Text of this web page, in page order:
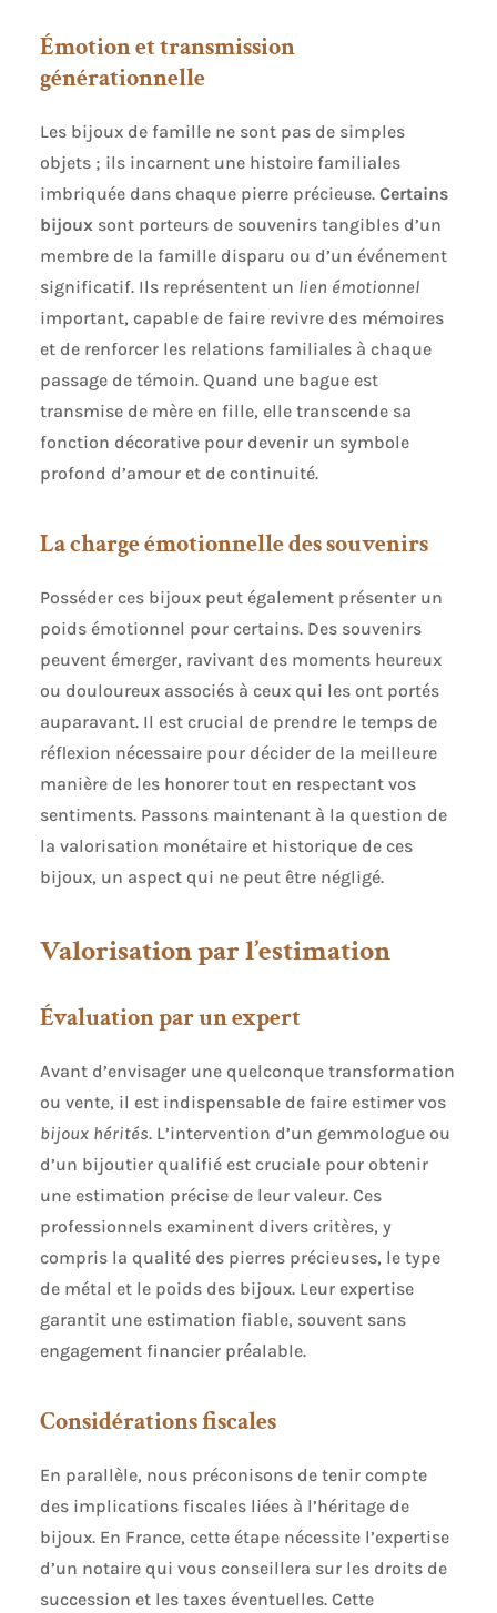
Émotion et transmission
générationnelle
Les bijoux de famille ne sont pas de simples
objets ; ils incarnent une histoire familiales
imbriquée dans chaque pierre précieuse. Certains
bijouxsont porteurs de souvenirs tangibles d’un
membre de la famille disparu ou d’un événement
significatif. Ils représentent un lien émotionnel
important, capable de faire revivre des mémoires
et de renforcer les relations familiales à chaque
passage de témoin. Quand une bague est
transmise de mère en fille, elle transcende sa
fonction décorative pour devenir un symbole
profond d’amour et de continuité.
La charge émotionnelle des souvenirs
Posséder ces bijoux peut également présenter un
poids émotionnel pour certains. Des souvenirs
peuvent émerger, ravivant des moments heureux
ou douloureux associés à ceux qui les ont portés
auparavant. Il est crucial de prendre le temps de
réflexion nécessaire pour décider de la meilleure
manière de les honorer tout en respectant vos
sentiments. Passons maintenant à la question de
la valorisation monétaire et historique de ces
bijoux, un aspect qui ne peut être négligé.
Valorisation par l’estimation
Évaluation par un expert
Avant d’envisager une quelconque transformation
ou vente, il est indispensable de faire estimer vos
bijoux hérités. L’intervention d’un gemmologue ou
d’un bijoutier qualifié est cruciale pour obtenir
une estimation précise de leur valeur. Ces
professionnels examinent divers critères, y
compris la qualité des pierres précieuses, le type
de métal et le poids des bijoux. Leur expertise
garantit une estimation fiable, souvent sans
engagement financier préalable.
Considérations fiscales
En parallèle, nous préconisons de tenir compte
des implications fiscales liées à l’héritage de
bijoux. En France, cette étape nécessite l’expertise
d’un notaire qui vous conseillera sur les droits de
succession et les taxes éventuelles. Cette